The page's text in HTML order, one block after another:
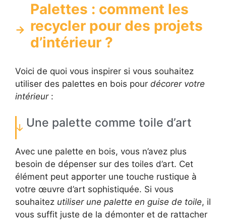
Palettes : comment les
recycler pour des projets
d’intérieur ?
Voici de quoi vous inspirer si vous souhaitez
utiliser des palettes en bois pour décorer votre
intérieur:
Une palette comme toile d’art
Avec une palette en bois, vous n’avez plus
besoin de dépenser sur des toiles d’art. Cet
élément peut apporter une touche rustique à
votre œuvre d’art sophistiquée. Si vous
souhaitez utiliser une palette en guise de toile, il
vous suffit juste de la démonter et de rattacher